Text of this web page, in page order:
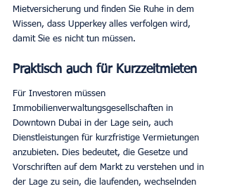
Mietversicherung und finden Sie Ruhe in dem
Wissen, dass Upperkey alles verfolgen wird,
damit Sie es nicht tun müssen.
Praktisch auch für Kurzzeitmieten
Für Investoren müssen
Immobilienverwaltungsgesellschaften in
Downtown Dubai in der Lage sein, auch
Dienstleistungen für kurzfristige Vermietungen
anzubieten. Dies bedeutet, die Gesetze und
Vorschriften auf dem Markt zu verstehen und in
der Lage zu sein, die laufenden, wechselnden